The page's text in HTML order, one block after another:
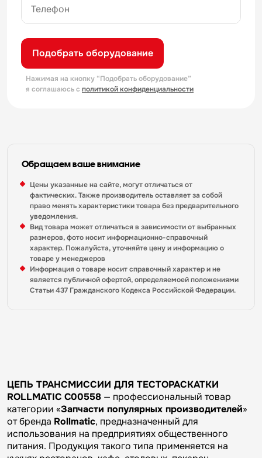
Подобрать оборудование
Нажимая на кнопку “Подобрать оборудование”
я соглашаюсь с политикой конфиденциальности
Обращаем ваше внимание
Цены указанные на сайте, могут отличаться от
фактических. Также производитель оставляет за собой
право менять характеристики товара без предварительного
уведомления.
Вид товара может отличаться в зависимости от выбранных
размеров, фото носит информационно-справочный
характер. Пожалуйста, уточняйте цену и информацию о
товаре у менеджеров
Информация о товаре носит справочный характер и не
является публичной офертой, определяемоей положениями
Статьи 437 Гражданского Кодекса Российской Федерации.
ЦЕПЬ ТРАНСМИССИИ ДЛЯ ТЕСТОРАСКАТКИ
ROLLMATIC C00558 — профессиональный товар
категории «Запчасти популярных производителей»
от бренда Rollmatic, предназначенный для
использования на предприятиях общественного
питания. Продукция такого типа применяется на